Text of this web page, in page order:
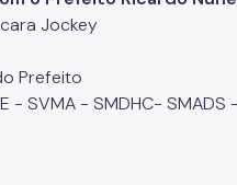
Jockey
Prefeito
- SVMA - SMDHC- SMADS